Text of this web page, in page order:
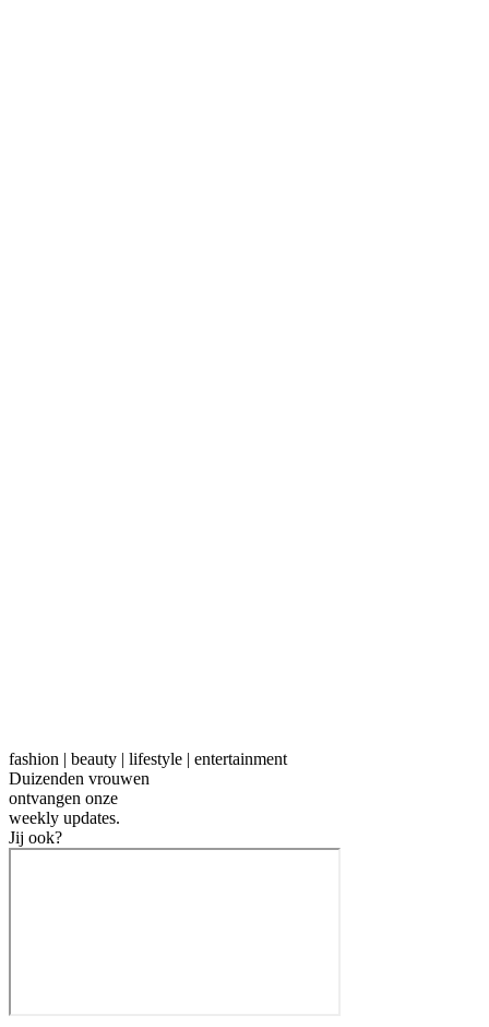
fashion | beauty | lifestyle | entertainment
Duizenden vrouwen
ontvangen onze
weekly updates.
Jij ook?